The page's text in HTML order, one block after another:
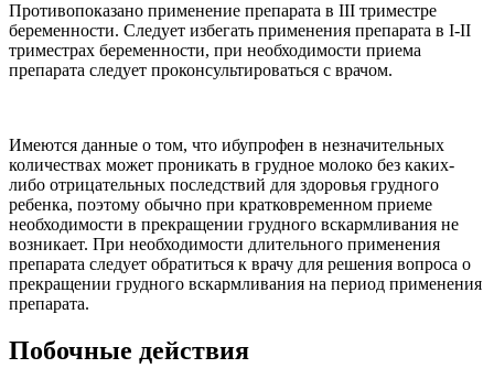
Противопоказано применение препарата в III триместре
беременности. Следует избегать применения препарата в I-II
триместрах беременности, при необходимости приема
препарата следует проконсультироваться с врачом.
Имеются данные о том, что ибупрофен в незначительных
количествах может проникать в грудное молоко без каких-
либо отрицательных последствий для здоровья грудного
ребенка, поэтому обычно при кратковременном приеме
необходимости в прекращении грудного вскармливания не
возникает. При необходимости длительного применения
препарата следует обратиться к врачу для решения вопроса о
прекращении грудного вскармливания на период применения
препарата.
Побочные действия